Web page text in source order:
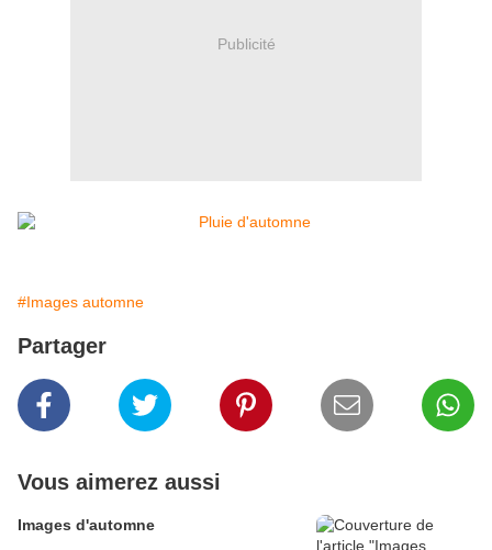
Publicité
#Images automne
Partager
Vous aimerez aussi
Images d'automne